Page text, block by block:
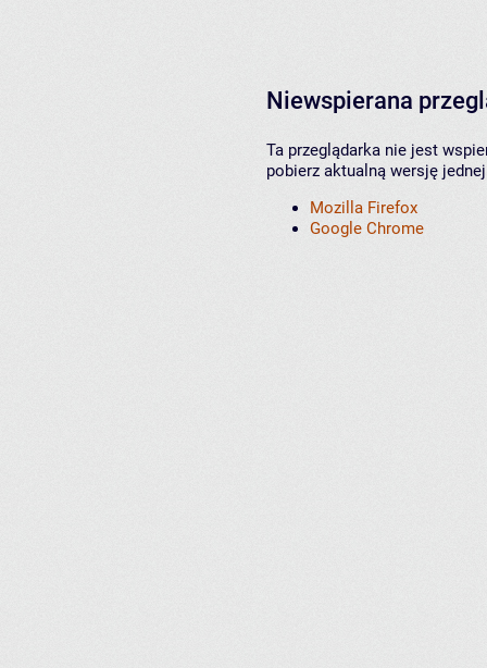
Niewspierana
Ta przeglądarka nie jest
pobierz aktualną wersję
Mozilla Firefox
Google Chrome